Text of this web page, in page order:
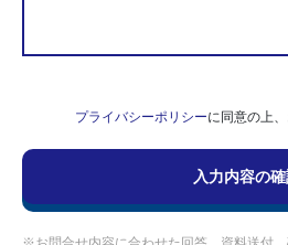
プライバシーポリシーに同意の上